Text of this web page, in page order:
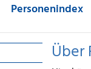
Personenindex
Über